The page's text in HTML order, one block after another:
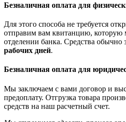
Безналичная оплата для
Для этого способа не требуется
отправим вам квитанцию,
отделении банка. Средства обычно
рабочих дней.
Безналичная оплата для
Мы заключаем с вами договор и
предоплату. Отгрузка товара
средств на наш расчетный счет.